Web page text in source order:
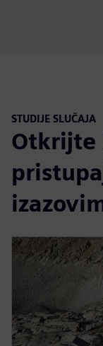
STUDIJE SLUČAJA
Otkrijte